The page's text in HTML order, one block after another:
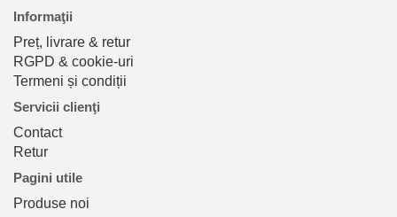
Informaţii
Preț, livrare & retur
RGPD & cookie-uri
Termeni și condiții
Servicii clienţi
Contact
Retur
Pagini utile
Produse noi